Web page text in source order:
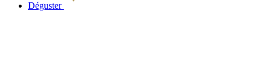
Déguster